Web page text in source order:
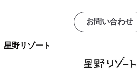
お問い合わせ
星野リゾート